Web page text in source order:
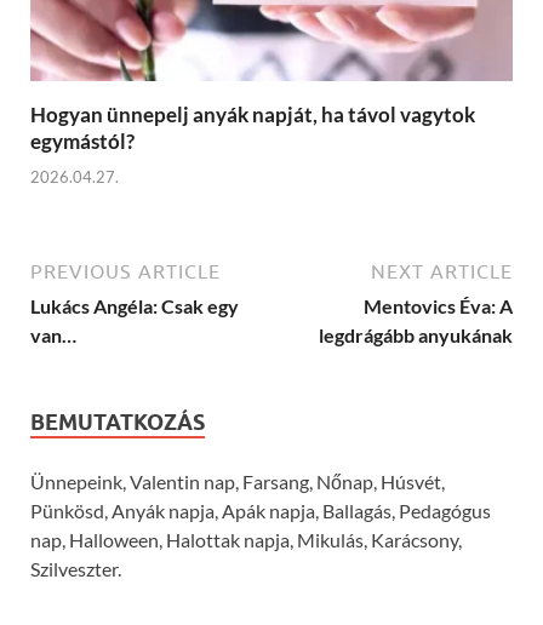
Hogyan ünnepelj anyák napját, ha távol vagytok
egymástól?
2026.04.27.
PREVIOUS ARTICLE
Lukács Angéla: Csak egy
van…
NEXT ARTICLE
Mentovics Éva: A
legdrágább anyukának
BEMUTATKOZÁS
Ünnepeink, Valentin nap, Farsang, Nőnap, Húsvét,
Pünkösd, Anyák napja, Apák napja, Ballagás, Pedagógus
nap, Halloween, Halottak napja, Mikulás, Karácsony,
Szilveszter.